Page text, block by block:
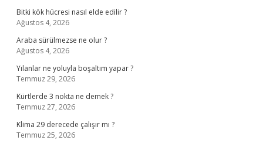
Bitki kök hücresi nasıl elde edilir ?
Ağustos 4, 2026
Araba sürülmezse ne olur ?
Ağustos 4, 2026
Yılanlar ne yoluyla boşaltım yapar ?
Temmuz 29, 2026
Kürtlerde 3 nokta ne demek ?
Temmuz 27, 2026
Klima 29 derecede çalışır mı ?
Temmuz 25, 2026